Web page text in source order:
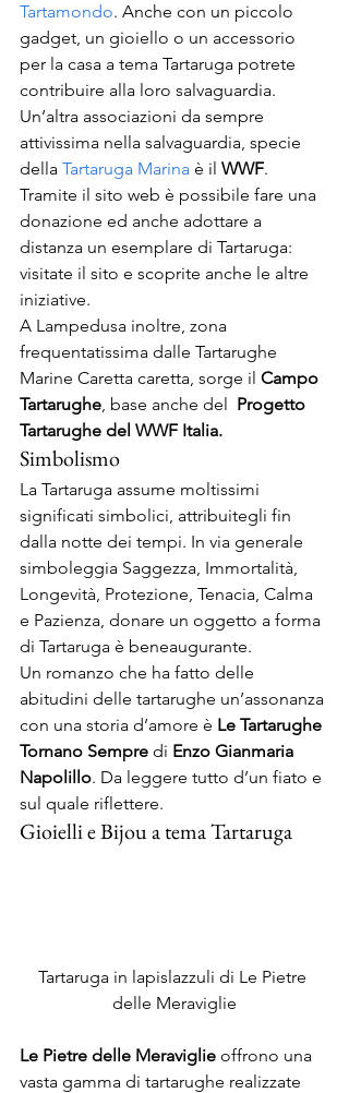
Tartamondo. Anche con un piccolo
gadget, un gioiello o un accessorio
per la casa a tema Tartaruga potrete
contribuire alla loro salvaguardia.
Un’altra associazioni da sempre
attivissima nella salvaguardia, specie
della Tartaruga Marina è il WWF.
Tramite il sito web è possibile fare una
donazione ed anche adottare a
distanza un esemplare di Tartaruga:
visitate il sito e scoprite anche le altre
iniziative.
A Lampedusa inoltre, zona
frequentatissima dalle Tartarughe
Marine Caretta caretta, sorge il Campo
Tartarughe, base anche del Progetto
Tartarughe del WWF Italia.
Simbolismo
La Tartaruga assume moltissimi
significati simbolici, attribuitegli fin
dalla notte dei tempi. In via generale
simboleggia Saggezza, Immortalità,
Longevità, Protezione, Tenacia, Calma
e Pazienza, donare un oggetto a forma
di Tartaruga è beneaugurante.
Un romanzo che ha fatto delle
abitudini delle tartarughe un’assonanza
con una storia d’amore è Le Tartarughe
Tornano Sempre di Enzo Gianmaria
Napolillo. Da leggere tutto d’un fiato e
sul quale riflettere.
Gioielli e Bijou a tema Tartaruga
Tartaruga in lapislazzuli di Le Pietre
delle Meraviglie
Le Pietre delle Meraviglie offrono una
vasta gamma di tartarughe realizzate